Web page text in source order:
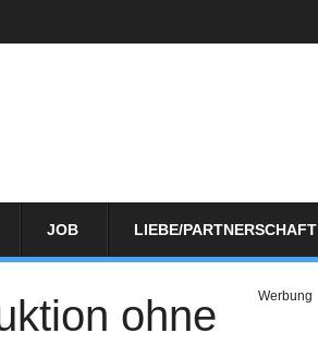
JOB LIEBE/PARTNERSCHAFT
ohne
Werbung